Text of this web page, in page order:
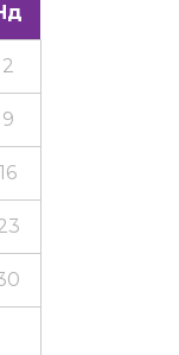
2
9
16